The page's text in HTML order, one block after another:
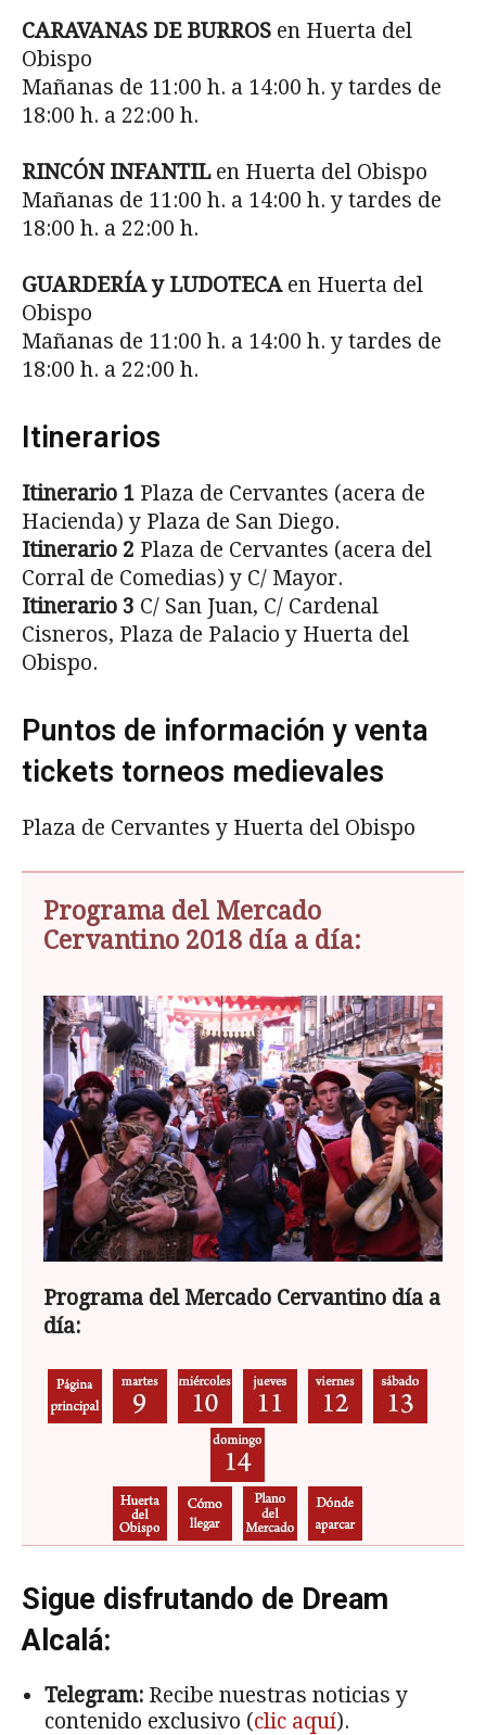
CARAVANAS DE BURROS en Huerta del
Obispo
Mañanas de 11:00 h. a 14:00 h. y tardes de
18:00 h. a 22:00 h.
RINCÓN INFANTILen Huerta del Obispo
Mañanas de 11:00 h. a 14:00 h. y tardes de
18:00 h. a 22:00 h.
GUARDERÍA y LUDOTECAen Huerta del
Obispo
Mañanas de 11:00 h. a 14:00 h. y tardes de
18:00 h. a 22:00 h.
Itinerarios
Itinerario 1 Plaza de Cervantes (acera de
Hacienda) y Plaza de San Diego.
Itinerario 2 Plaza de Cervantes (acera del
Corral de Comedias) y C/ Mayor.
Itinerario 3 C/ San Juan, C/ Cardenal
Cisneros, Plaza de Palacio y Huerta del
Obispo.
Puntos de información y venta
tickets torneos medievales
Plaza de Cervantes y Huerta del Obispo
Programa del Mercado
Cervantino 2018 día a día:
Programa del Mercado Cervantino día a
día:
Sigue disfrutando de Dream
Alcalá:
Telegram: Recibe nuestras noticias y
contenido exclusivo (clic aquí).